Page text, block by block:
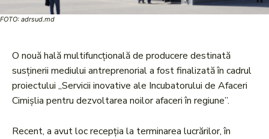
FOTO: adrsud.md
O nouă hală multifuncțională de producere destinată
susținerii mediului antreprenorial a fost finalizată în cadrul
proiectului „Servicii inovative ale Incubatorului de Afaceri
Cimișlia pentru dezvoltarea noilor afaceri în regiune”.
Recent, a avut loc recepția la terminarea lucrărilor, în